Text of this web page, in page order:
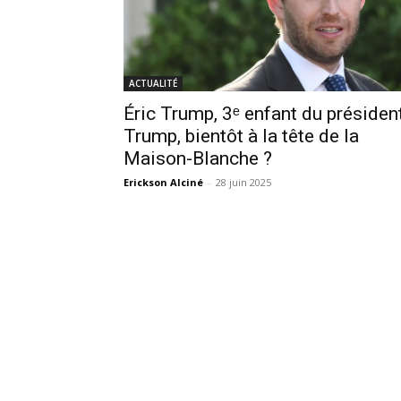
ACTUALITÉ
Éric Trump, 3ᵉ enfant du
Trump, bientôt à la tête de la
Maison-Blanche ?
Erickson Alciné - 28 juin 2025